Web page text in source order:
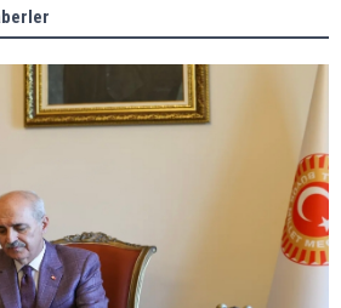
Akşener ile Müsavat Dervişoğlu cenazede
29 Mayıs okullar tatil mi?
kurgu gerçekleşiyor... Dondurulmuş
hayata döndürecek keşif